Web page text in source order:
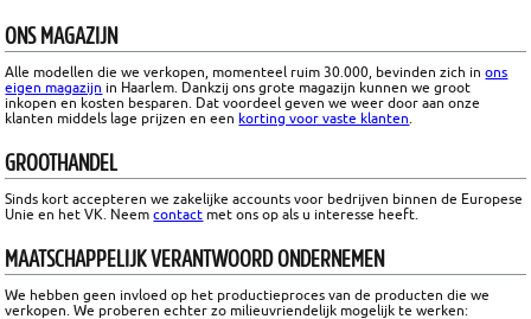
ONS MAGAZIJN
Alle modellen die we verkopen, momenteel ruim 30.000, bevinden zich inons
eigen magazijn in Haarlem. Dankzij ons grote magazijn kunnen we groot
inkopen en kosten besparen. Dat voordeel geven we weer door aan onze
klanten middels lage prijzen en een korting voor vaste klanten
GROOTHANDEL
Sinds kort accepteren we zakelijke accounts voor bedrijven binnen de Europese
Unie en het VK. Neemcontact met ons op als u interesse heeft.
MAATSCHAPPELIJK VERANTWOORD ONDERNEMEN
We hebben geen invloed op het productieproces van de producten die we
verkopen. We proberen echter zo milieuvriendelijk mogelijk te werken: